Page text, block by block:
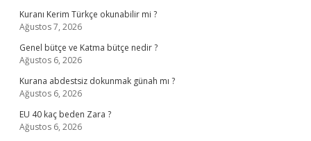
Kuranı Kerim Türkçe okunabilir mi ?
Ağustos 7, 2026
Genel bütçe ve Katma bütçe nedir ?
Ağustos 6, 2026
Kurana abdestsiz dokunmak günah mı ?
Ağustos 6, 2026
EU 40 kaç beden Zara ?
Ağustos 6, 2026